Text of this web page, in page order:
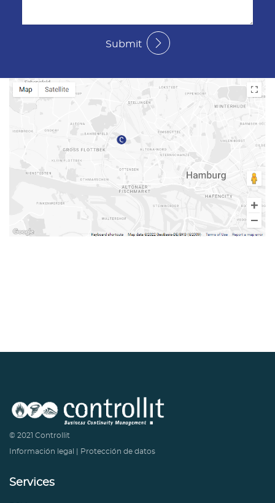
Submit
© 2021 Controllit
Información legal Protección de datos
Services